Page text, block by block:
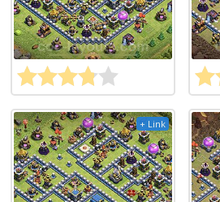
+ Link